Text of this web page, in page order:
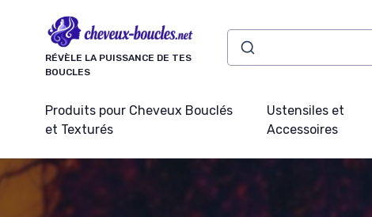
RÉVÈLE LA PUISSANCE DE TES
BOUCLES
Produits pour Cheveux Bouclés
et Texturés
Ustensiles et
Accessoires